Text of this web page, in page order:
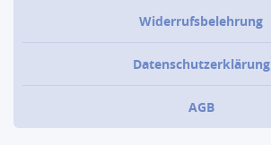
Widerrufsbelehrung
Datenschutzerklärung
AGB